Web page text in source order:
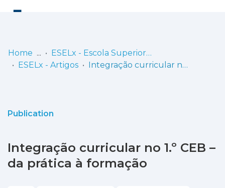
Statistics
Home
ESELx - Escola Superior de Educação de Lisboa
ESELx - Artigos
Integração curricular no 1.º CEB – da prática à formação
Publication
Integração curricular no 1.º CEB –
da prática à formação